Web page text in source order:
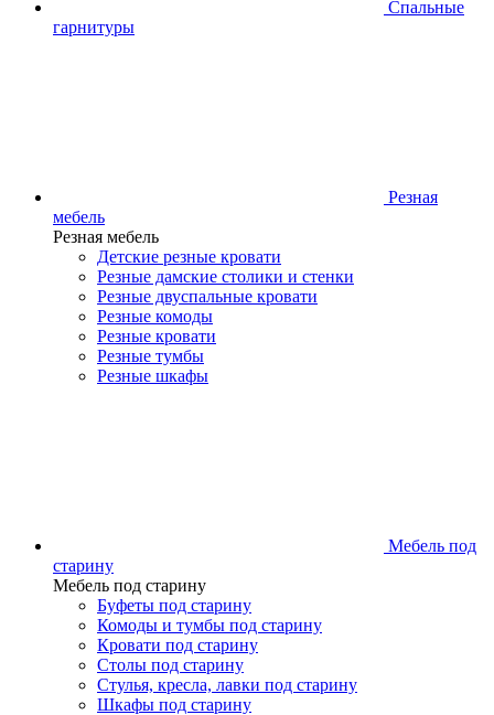
Спальные
гарнитуры
Резная
мебель
Резная мебель
Детские резные кровати
Резные дамские столики и стенки
Резные двуспальные кровати
Резные комоды
Резные кровати
Резные тумбы
Резные шкафы
Мебель под
старину
Мебель под старину
Буфеты под старину
Комоды и тумбы под старину
Кровати под старину
Столы под старину
Стулья, кресла, лавки под старину
Шкафы под старину